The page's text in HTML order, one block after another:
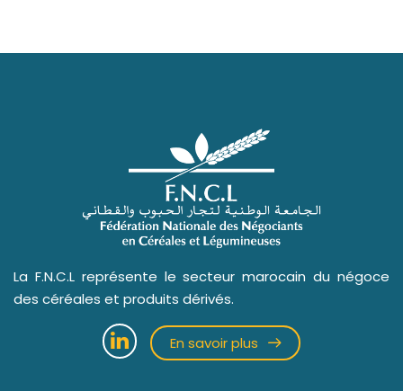
La F.N.C.L représente le secteur marocain du négoce
des céréales et produits dérivés.
En savoir plus